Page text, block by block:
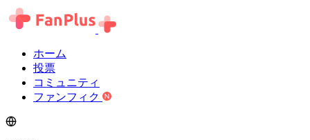
ホーム
投票
コミュニティ
ファンフィク